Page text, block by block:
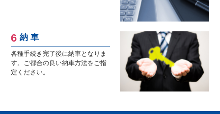
納 車
各種手続き完了後に納車となりま
す。ご都合の良い納車方法をご指
定ください。